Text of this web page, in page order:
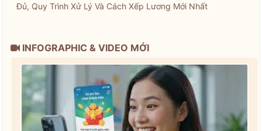
Đủ, Quy Trình Xử Lý Và Cách Xếp Lương Mới Nhất
INFOGRAPHIC & VIDEO MỚI